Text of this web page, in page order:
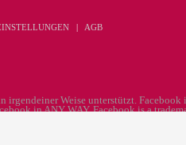
AGB
Weise unterstützt. Facebook
in ANY WAY. Facebook is a